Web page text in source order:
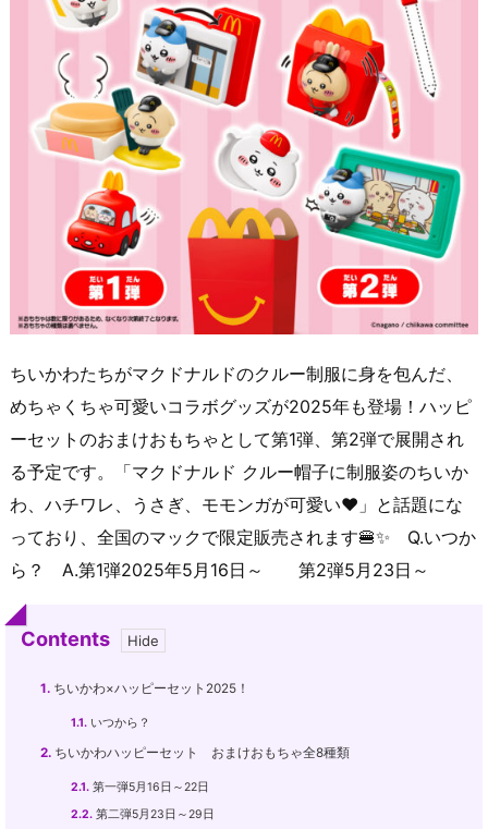
ちいかわたちがマクドナルドのクルー制服に身を包んだ、
めちゃくちゃ可愛いコラボグッズが2025年も登場！ハッピ
ーセットのおまけおもちゃとして第1弾、第2弾で展開され
る予定です。「マクドナルド クルー帽子に制服姿のちいか
わ、ハチワレ、うさぎ、モモンガが可愛い♥」と話題にな
っており、全国のマックで限定販売されます🍔✨ Q.いつか
ら？ A.第1弾2025年5月16日～ 第2弾5月23日～
Contents
1. ちいかわ×ハッピーセット2025！
1.1. いつから？
2. ちいかわハッピーセット おまけおもちゃ全8種類
2.1. 第一弾5月16日～22日
2.2. 第二弾5月23日～29日